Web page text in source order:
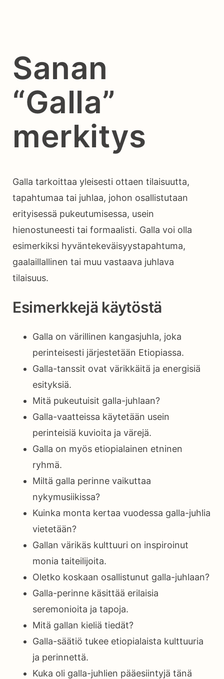
Sanan
“Galla”
merkitys
Galla tarkoittaa yleisesti ottaen tilaisuutta,
tapahtumaa tai juhlaa, johon osallistutaan
erityisessä pukeutumisessa, usein
hienostuneesti tai formaalisti. Galla voi olla
esimerkiksi hyväntekeväisyystapahtuma,
gaalaillallinen tai muu vastaava juhlava
tilaisuus.
Esimerkkejä käytöstä
Galla on värillinen kangasjuhla, joka
perinteisesti järjestetään Etiopiassa.
Galla-tanssit ovat värikkäitä ja energisiä
esityksiä.
Mitä pukeutuisit galla-juhlaan?
Galla-vaatteissa käytetään usein
perinteisiä kuvioita ja värejä.
Galla on myös etiopialainen etninen
ryhmä.
Miltä galla perinne vaikuttaa
nykymusiikissa?
Kuinka monta kertaa vuodessa galla-juhlia
vietetään?
Gallan värikäs kulttuuri on inspiroinut
monia taiteilijoita.
Oletko koskaan osallistunut galla-juhlaan?
Galla-perinne käsittää erilaisia
seremonioita ja tapoja.
Mitä gallan kieliä tiedät?
Galla-säätiö tukee etiopialaista kulttuuria
ja perinnettä.
Kuka oli galla-juhlien pääesiintyjä tänä